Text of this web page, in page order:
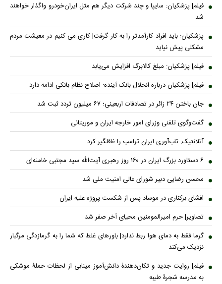
فیلم| پزشکیان: سایپا و چند شرکت دیگر هم مثل ایران‌خودرو واگذار خواهند
شد
پزشکیان: باید افراد کارآمدتر را به کار گرفت| کاری می کنیم در معیشت مردم
مشکلی پیش نیاید
فیلم| پزشکیان: مبلغ کالابرگ افزایش می‌یابد
فیلم| پزشکیان درباره انحلال بانک آینده: اصلاح نظام بانکی ادامه دارد
جان باختن ۲۴ زائر در تصادفات اربعینی؛ ۶۷ میلیون تردد ثبت شد
گفت‌وگوی تلفنی وزرای امور خارجه ایران و موریتانی
آتلانتیک: تاب‌آوری ایران ترامپ را غافلگیر کرد
۶ دستاورد بزرگ ایران در ۱۶۰ روز رهبری آیت‌الله سید مجتبی خامنه‌ای
محسن رضایی دبیر شورای عالی امنیت ملی شد
افشای برکناری در موساد پس از شکست پروژه علیه ایران
تصاویر| حرم امیرالمومنین محیای آخر صفر شد
گرما فقط به دمای هوا ربط ندارد| باورهای غلط که شما را به گرمازدگی مرگبار
نزدیک می‌کند
فیلم| روایت جدید و تکان‌دهندۀ دانش‌آموز مینابی از لحظات حملۀ موشکی
به مدرسه شجرۀ طیبه